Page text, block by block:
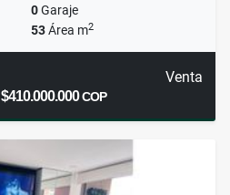
0Garaje
53Área m2
Venta
$410.000.000COP